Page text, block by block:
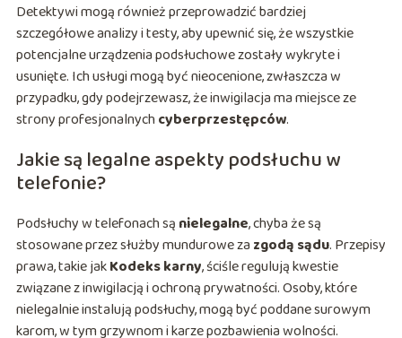
Detektywi mogą również przeprowadzić bardziej
szczegółowe analizy i testy, aby upewnić się, że wszystkie
potencjalne urządzenia podsłuchowe zostały wykryte i
usunięte. Ich usługi mogą być nieocenione, zwłaszcza w
przypadku, gdy podejrzewasz, że inwigilacja ma miejsce ze
strony profesjonalnychcyberprzestępców.
Jakie są legalne aspekty podsłuchu w
telefonie?
Podsłuchy w telefonach są nielegalne, chyba że są
stosowane przez służby mundurowe za zgodą sądu. Przepisy
prawa, takie jakKodeks karny, ściśle regulują kwestie
związane z inwigilacją i ochroną prywatności. Osoby, które
nielegalnie instalują podsłuchy, mogą być poddane surowym
karom, w tym grzywnom i karze pozbawienia wolności.